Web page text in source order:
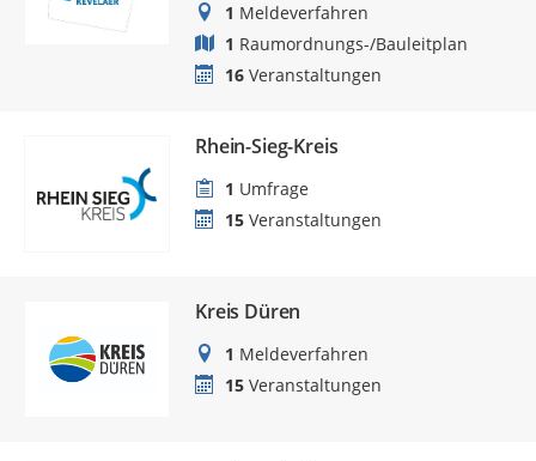
1 Meldeverfahren
1 Raumordnungs-/Bauleitplan
16 Veranstaltungen
Rhein-Sieg-Kreis
1 Umfrage
15 Veranstaltungen
Kreis Düren
1 Meldeverfahren
15 Veranstaltungen